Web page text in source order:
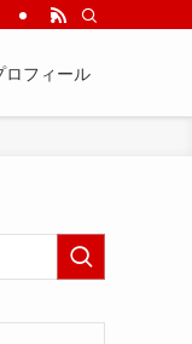
ロフィール